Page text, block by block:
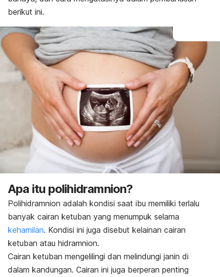
berikut ini.
Apa itu polihidramnion?
Polihidramnion adalah kondisi saat ibu memiliki terlalu
banyak cairan ketuban yang menumpuk selama
kehamilan. Kondisi ini juga disebut kelainan cairan
ketuban atau hidramnion.
Cairan ketuban mengelilingi dan melindungi janin di
dalam kandungan. Cairan ini juga berperan penting